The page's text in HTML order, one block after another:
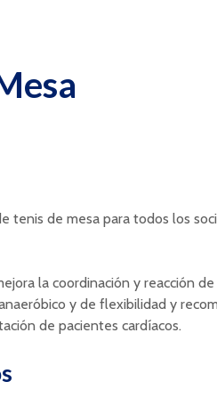
tenis de mesa para todos los
la coordinación y reacción
y de flexibilidad y
de pacientes cardíacos.